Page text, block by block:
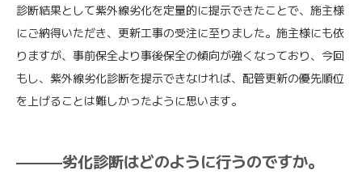
診断結果として紫外線劣化を定量的に提示できたことで、施主様
にご納得いただき、更新工事の受注に至りました。施主様にも依
りますが、事前保全より事後保全の傾向が強くなっており、今回
もし、紫外線劣化診断を提示できなければ、配管更新の優先順位
を上げることは難しかったように思います。
———劣化診断はどのように行うのですか。